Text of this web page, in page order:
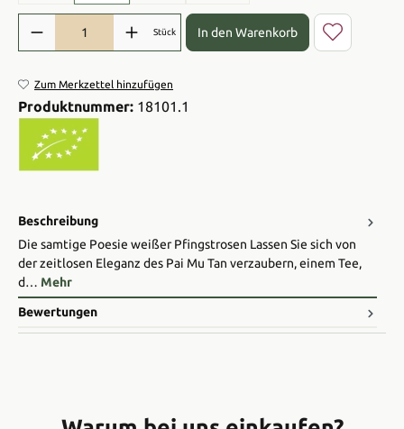
Produkt Anzahl: Gib den gewünschten Wert ein oder benutze die
Stück In den Warenkorb
Zum Merkzettel hinzufügen
Produktnummer: 18101.1
Beschreibung
Die samtige Poesie weißer Pfingstrosen Lassen Sie sich von
der zeitlosen Eleganz des Pai Mu Tan verzaubern, einem Tee,
d… Mehr
Bewertungen